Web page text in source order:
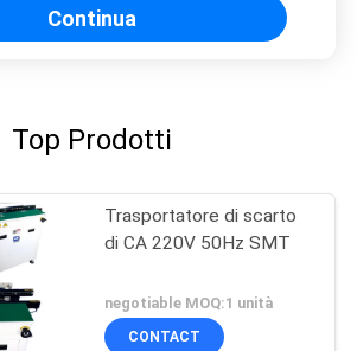
Continua
Top Prodotti
Trasportatore di scarto
di CA 220V 50Hz SMT
negotiable MOQ:1 unità
CONTACT